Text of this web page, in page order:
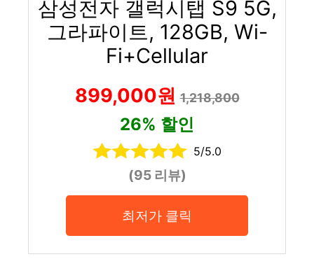
삼성전자 갤럭시탭 S9 5G,
그라파이트, 128GB, Wi-
Fi+Cellular
899,000원1,218,800
26% 할인
5/5.0
(95 리뷰)
최저가 클릭